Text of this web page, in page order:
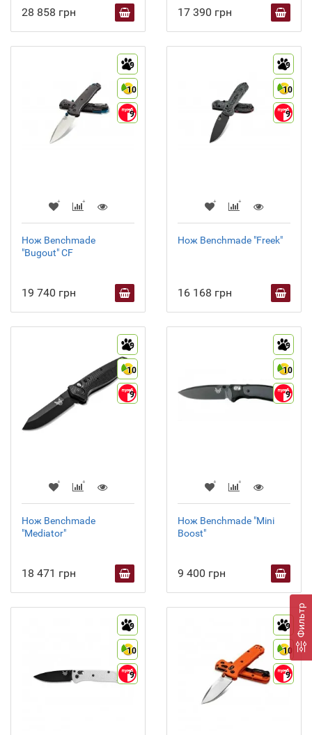
Фильтр
28 858 грн 17 390 грн
9
10
9
Нож Benchmade
"Bugout" CF
19 740 грн
9
10
9
Нож Benchmade "Freek"
16 168 грн
9
10
9
Нож Benchmade
"Mediator"
18 471 грн
9
10
9
Нож Benchmade "Mini
Boost"
9 400 грн
9
10
9
9
10
9